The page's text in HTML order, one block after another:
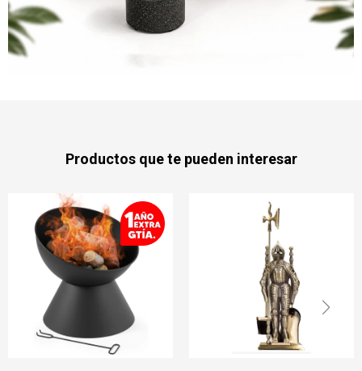
Productos que te pueden interesar